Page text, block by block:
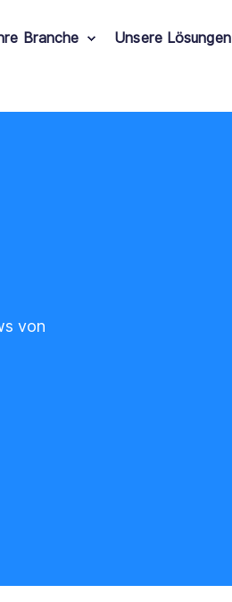
Branche Unsere Lösungen
von